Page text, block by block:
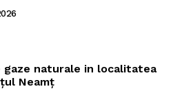
naturale in localitatea
Neamț